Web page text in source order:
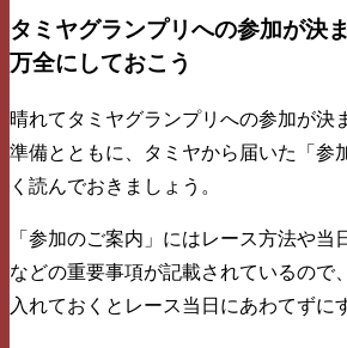
タミヤグランプリへの参加が決
万全にしておこう
晴れてタミヤグランプリへの参加が決
準備とともに、タミヤから届いた「参
く読んでおきましょう。
「参加のご案内」にはレース方法や当
などの重要事項が記載されているので
入れておくとレース当日にあわてずに